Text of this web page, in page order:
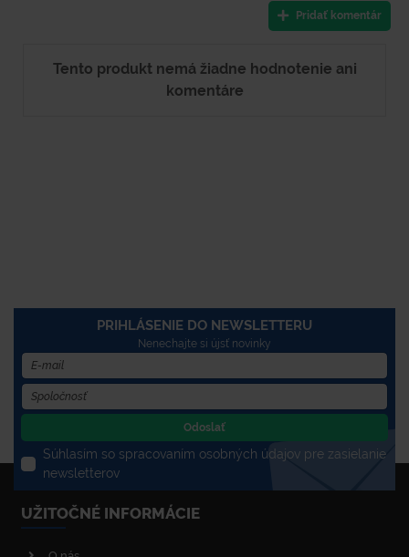
Pridať komentár
Tento produkt nemá žiadne hodnotenie ani
komentáre
PRIHLÁSENIE DO NEWSLETTERU
Nenechajte si újsť novinky
Odoslať
Súhlasím so spracovaním osobných údajov pre zasielanie
newsletterov
UŽITOČNÉ INFORMÁCIE